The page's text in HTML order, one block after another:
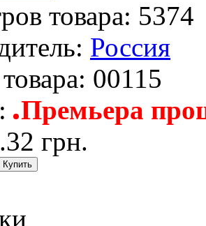
товара: 5374
Россия
00115
Премьера
грн.